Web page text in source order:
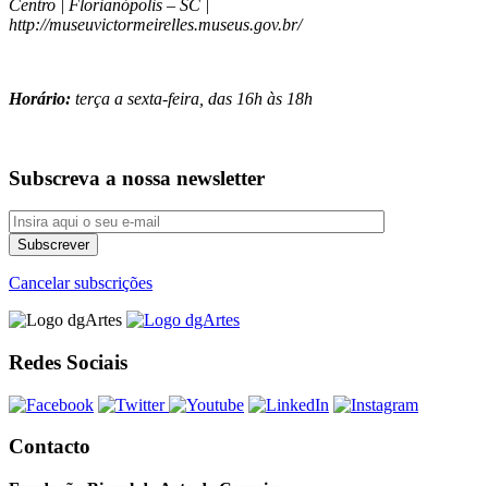
Centro | Florianópolis – SC |
http://museuvictormeirelles.museus.gov.br/
Horário: terça a sexta-feira, das 16h às 18h
Subscreva a nossa newsletter
Cancelar subscrições
Redes Sociais
Contacto